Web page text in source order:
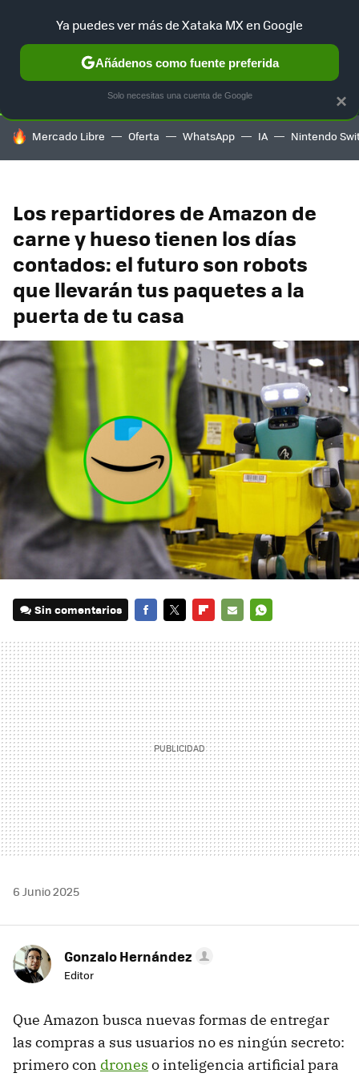
SELECCIÓN GAMING HOME AUTO TERRITORIO
HOY SE HABLA DE
Mercado Libre Oferta WhatsApp IA Nintendo
Los repartidores de Amazon de
carne y hueso tienen los días
contados: el futuro son robots
que llevarán tus paquetes a la
puerta de tu casa
Sin comentarios
MAIL
6 Junio 2025
Gonzalo Hernández
Editor
Que Amazon busca nuevas formas de entregar
las compras a sus usuarios no es ningún secreto:
primero con drones o inteligencia artificial para
×
Ya puedes ver más de Xataka MX en Google
Añádenos como fuente preferida
Solo necesitas una cuenta de Google